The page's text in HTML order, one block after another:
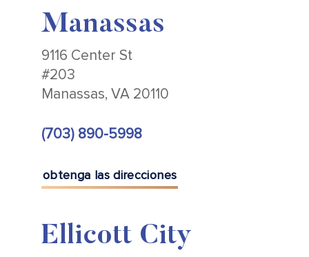
Manassas
9116 Center St
#203
Manassas, VA 20110
(703) 890-5998
obtenga las direcciones
Ellicott City